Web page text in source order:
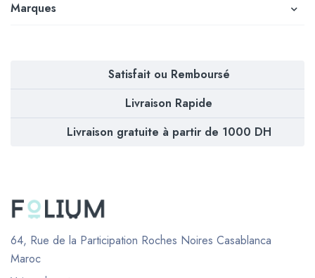
Marques
Satisfait ou Remboursé
Livraison Rapide
Livraison gratuite à partir de 1000 DH
64, Rue de la Participation Roches Noires Casablanca
Maroc